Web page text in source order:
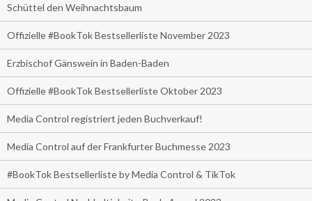
Schüttel den Weihnachtsbaum
Offizielle #BookTok Bestsellerliste November 2023
Erzbischof Gänswein in Baden-Baden
Offizielle #BookTok Bestsellerliste Oktober 2023
Media Control registriert jeden Buchverkauf!
Media Control auf der Frankfurter Buchmesse 2023
#BookTok Bestsellerliste by Media Control & TikTok